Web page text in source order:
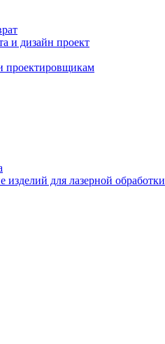
и дизайн проект
проектировщикам
изделий для лазерной обработки